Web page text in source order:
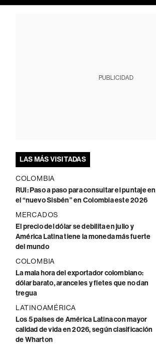
PUBLICIDAD
LAS MÁS VISITADAS
COLOMBIA
RUI: Paso a paso para consultar el puntaje en
el “nuevo Sisbén” en Colombia este 2026
MERCADOS
El precio del dólar se debilita en julio y
América Latina tiene la moneda más fuerte
del mundo
COLOMBIA
La mala hora del exportador colombiano:
dólar barato, aranceles y fletes que no dan
tregua
LATINOAMÉRICA
Los 5 países de América Latina con mayor
calidad de vida en 2026, según clasificación
de Wharton